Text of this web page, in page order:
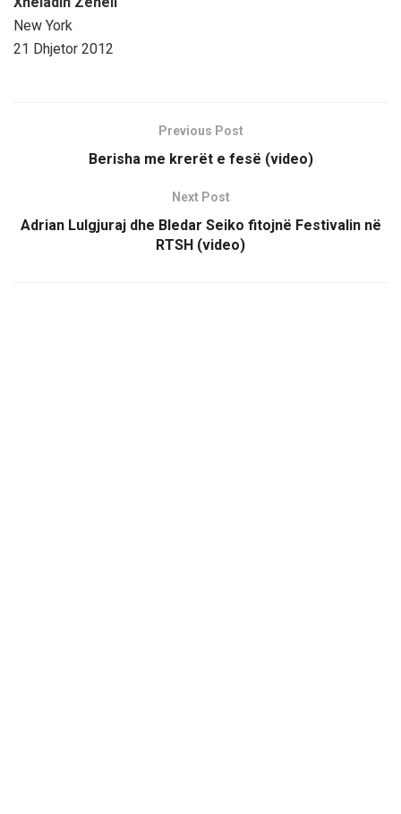
New York
21 Dhjetor 2012
Previous Post
Berisha me krerët e fesë (video)
Next Post
Adrian Lulgjuraj dhe Bledar Seiko fitojnë Festivalin në
RTSH (video)